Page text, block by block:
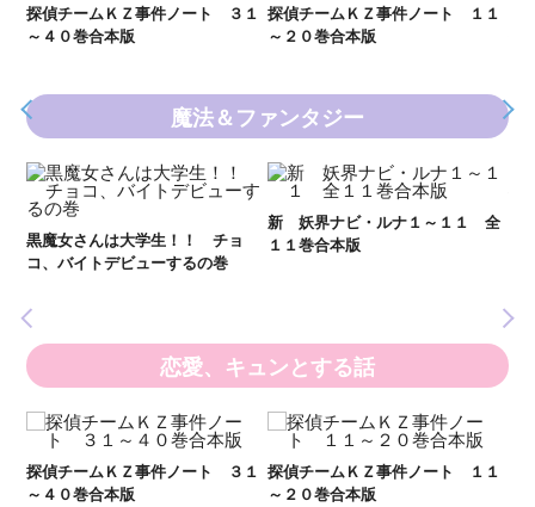
探偵チームＫＺ事件ノート ３１
～４０巻合本版
探偵チームＫＺ事件ノート １１
～２０巻合本版
魔法＆ファンタジー
黒魔女さんは大学生！！ チョ
コ、バイトデビューするの巻
新 妖界ナビ・ルナ１～１１ 全
１１巻合本版
恋愛、キュンとする話
探偵チームＫＺ事件ノート ３１
～４０巻合本版
探偵チームＫＺ事件ノート １１
～２０巻合本版